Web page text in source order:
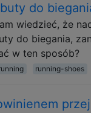
do
wiedzieć, że
do biegania,
w ten sposób?
running-shoes